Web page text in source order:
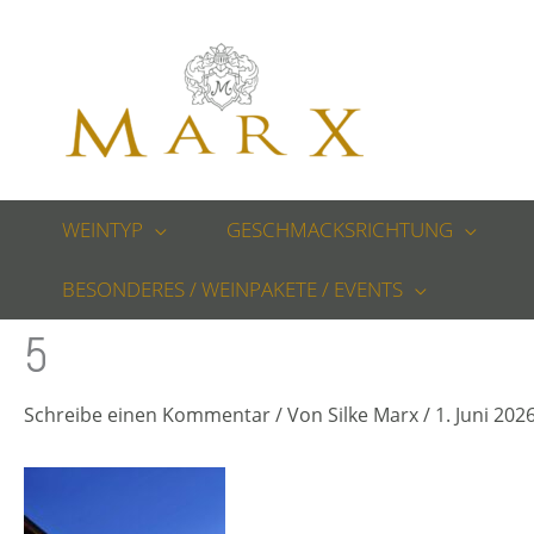
WEINTYP GESCHMACKSRICHTUNG
BESONDERES / WEINPAKETE / EVENTS
5
Schreibe einen Kommentar/ Von Silke Marx/ 1. Juni